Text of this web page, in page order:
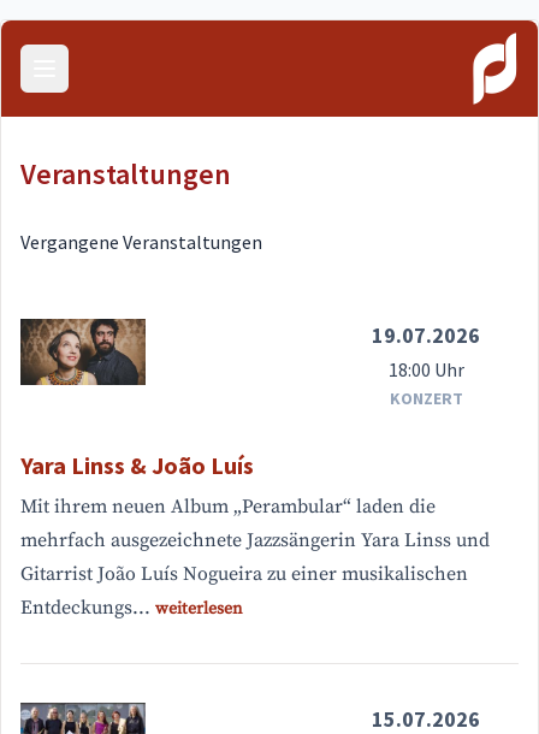
Menü öffnen
Veranstaltungen
Vergangene Veranstaltungen
19.07.2026
18:00 Uhr
KONZERT
Yara Linss & João Luís
Mit ihrem neuen Album „Perambular“ laden die
mehrfach ausgezeichnete Jazzsängerin Yara Linss und
Gitarrist João Luís Nogueira zu einer musikalischen
Entdeckungs... weiterlesen
15.07.2026